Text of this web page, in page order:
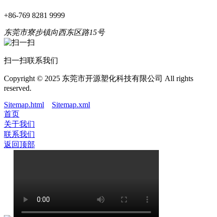
+86-769 8281 9999
东莞市寮步镇向西东区路15号
扫一扫联系我们
Copyright © 2025 东莞市开源塑化科技有限公司 All rights
reserved.
Sitemap.html
Sitemap.xml
首页
关于我们
联系我们
返回顶部